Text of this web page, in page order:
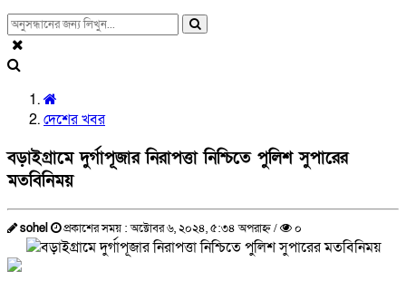
দেশের খবর
বড়াইগ্রামে দুর্গাপূজার নিরাপত্তা নিশ্চিতে পুলিশ সুপারের
মতবিনিময়
sohel প্রকাশের সময় : অক্টোবর ৬, ২০২৪, ৫:৩৪ অপরাহ্ন / ০